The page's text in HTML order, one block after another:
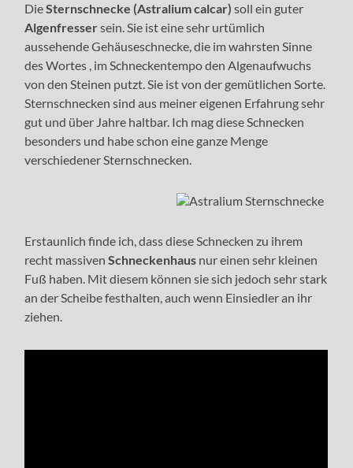
DieSternschnecke (Astralium calcar) soll ein guter
Algenfressersein. Sie ist eine sehr urtümlich
aussehende Gehäuseschnecke, die im wahrsten Sinne
des Wortes , im Schneckentempo den Algenaufwuchs
von den Steinen putzt. Sie ist von der gemütlichen Sorte.
Sternschnecken sind aus meiner eigenen Erfahrung sehr
gut und über Jahre haltbar. Ich mag diese Schnecken
besonders und habe schon eine ganze Menge
verschiedener Sternschnecken.
Erstaunlich finde ich, dass diese Schnecken zu ihrem
recht massiven Schneckenhaus nur einen sehr kleinen
Fuß haben. Mit diesem können sie sich jedoch sehr stark
an der Scheibe festhalten, auch wenn Einsiedler an ihr
ziehen.